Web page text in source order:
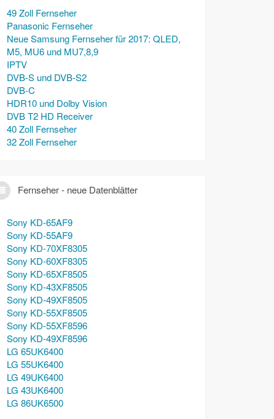
49 Zoll Fernseher
Panasonic Fernseher
Neue Samsung Fernseher für 2017: QLED,
M5, MU6 und MU7,8,9
IPTV
DVB-S und DVB-S2
DVB-C
HDR10 und Dolby Vision
DVB T2 HD Receiver
40 Zoll Fernseher
32 Zoll Fernseher
Fernseher - neue Datenblätter
Sony KD-65AF9
Sony KD-55AF9
Sony KD-70XF8305
Sony KD-60XF8305
Sony KD-65XF8505
Sony KD-43XF8505
Sony KD-49XF8505
Sony KD-55XF8505
Sony KD-55XF8596
Sony KD-49XF8596
LG 65UK6400
LG 55UK6400
LG 49UK6400
LG 43UK6400
LG 86UK6500